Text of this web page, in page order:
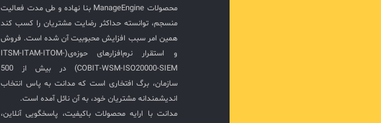
ServiceDesk Plus ابزار ITIL برای
مدیریت تیکت و درخواست، مدیریت
دارایی، تحلیل داده‌ها و… افزایش
بهره‌وری در رسیدگی به مشکلات و
مدیریت منابع IT OpManager
مانیتورینگ شبکه، مدیریت پهنای باند،
گزارش‌گیری پیشگیری از اختلالات
شبکه و حفظ کیفیت خدمات IT
محصولات ManageEngine بنا نهاده و طی مدت فعالیت
منسجم، توانسته حداکثر رضایت مشتریان را کسب کند
همین امر سبب افزایش محبوبیت آن شده است. فروش
و استقرار نرم‌افزارهای حوزه‌ی(ITSM-ITAM-ITOM-
COBIT-WSM-ISO20000-SIEM) در بیش از 500
سازمان، برگ افتخاری است که مدانت به پاس انتخاب
اندیشمندانه مشتریان خود، به آن نائل آمده است.
مدانت با ارایه محصولات باکیفیت، پاسخگویی آنلاین،